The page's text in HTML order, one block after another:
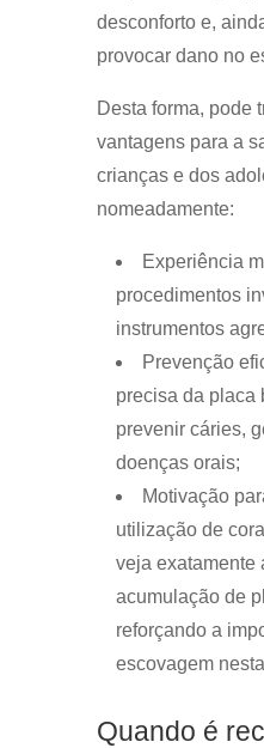
desconforto e,
provocar dano no
Desta forma, pode
vantagens para a
crianças e dos
nomeadamente:
Experiência
procedimentos
instrumentos
Prevenção
precisa da placa
prevenir cáries,
doenças orais;
Motivação
utilização de
veja exatamente
acumulação de
reforçando a
escovagem
Quando é